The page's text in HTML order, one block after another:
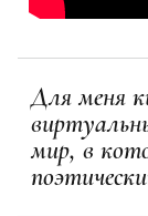
Для меня
мир, в